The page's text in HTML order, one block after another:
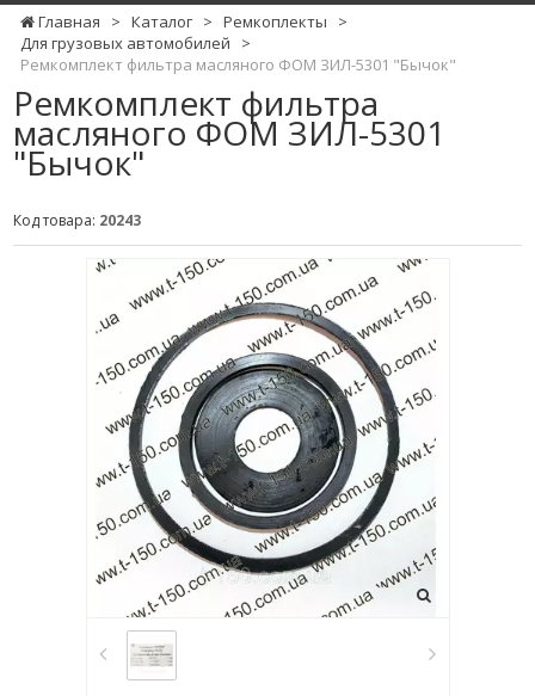
Главная > Каталог > Ремкоплекты
>
Для грузовых автомобилей
>
Ремкомплект фильтра масляного ФОМ ЗИЛ-5301 "Бычок"
Ремкомплект фильтра
масляного ФОМ ЗИЛ-5301
"Бычок"
Код товара: 20243